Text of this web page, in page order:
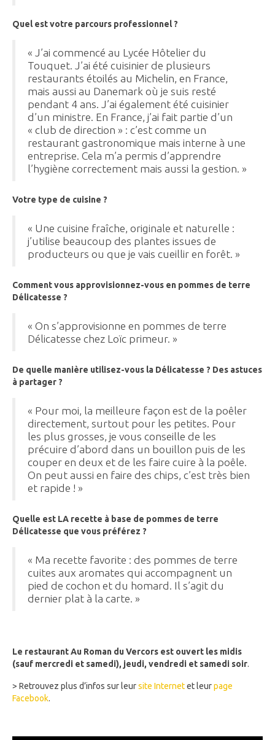
Quel est votre parcours professionnel ?
« J’ai commencé au Lycée Hôtelier du
Touquet. J’ai été cuisinier de plusieurs
restaurants étoilés au Michelin, en France,
mais aussi au Danemark où je suis resté
pendant 4 ans. J’ai également été cuisinier
d’un ministre. En France, j’ai fait partie d’un
« club de direction » : c’est comme un
restaurant gastronomique mais interne à une
entreprise. Cela m’a permis d’apprendre
l’hygiène correctement mais aussi la gestion. »
Votre type de cuisine ?
« Une cuisine fraîche, originale et naturelle :
j’utilise beaucoup des plantes issues de
producteurs ou que je vais cueillir en forêt. »
Comment vous approvisionnez-vous en pommes de terre
Délicatesse ?
« On s’approvisionne en pommes de terre
Délicatesse chez Loïc primeur. »
De quelle manière utilisez-vous la Délicatesse ? Des astuces
à partager ?
« Pour moi, la meilleure façon est de la poêler
directement, surtout pour les petites. Pour
les plus grosses, je vous conseille de les
précuire d’abord dans un bouillon puis de les
couper en deux et de les faire cuire à la poêle.
On peut aussi en faire des chips, c’est très bien
et rapide ! »
Quelle est LA recette à base de pommes de terre
Délicatesse que vous préférez ?
« Ma recette favorite : des pommes de terre
cuites aux aromates qui accompagnent un
pied de cochon et du homard. Il s’agit du
dernier plat à la carte. »
Le restaurant Au Roman du Vercors est ouvert les midis
(sauf mercredi et samedi), jeudi, vendredi et samedi soir.
> Retrouvez plus d’infos sur leursite Internetet leurpage
Facebook.